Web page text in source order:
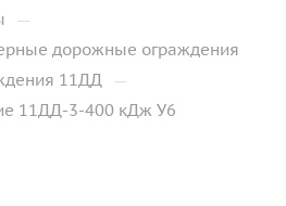
—
дорожные ограждения
11ДД —
11ДД-3-400 кДж У6